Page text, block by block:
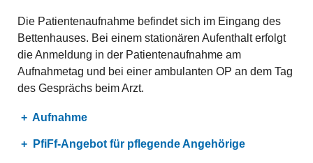
Die Patientenaufnahme befindet sich im Eingang des
Bettenhauses. Bei einem stationären Aufenthalt erfolgt
die Anmeldung in der Patientenaufnahme am
Aufnahmetag und bei einer ambulanten OP an dem Tag
des Gesprächs beim Arzt.
Aufnahme
PfiFf-Angebot für pflegende Angehörige